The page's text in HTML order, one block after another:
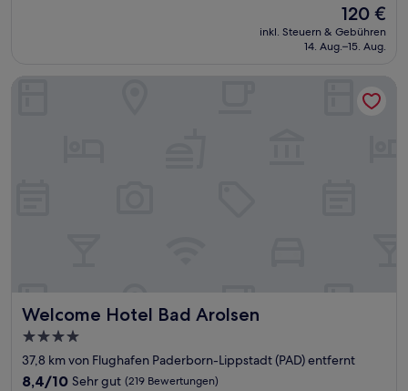
Der
Preis
beträgt
120 €
inkl. Steuern & Gebühren
14. Aug.–15. Aug.
Welcome Hotel Bad Arolsen
Welcome Hotel Bad Arolsen
4.0-
Sterne-
Unterkunft
37,8 km von Flughafen Paderborn-Lippstadt (PAD) entfernt
8.4
8,4/10 Sehr gut (219 Bewertungen)
Welcome Hotel Bad Arolsen